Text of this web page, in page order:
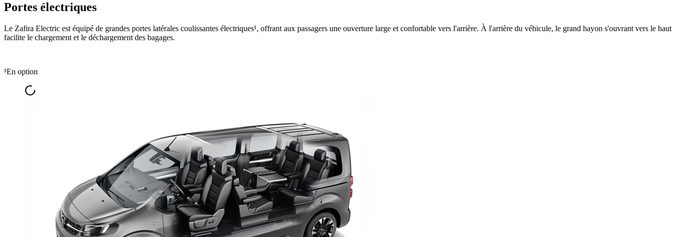
Portes électriques
Le Zafira Electric est équipé de grandes portes latérales coulissantes électriques¹, offrant aux passagers une ouverture large et confortable vers l'arrière. À l'arrière du véhicule, le grand hayon s'ouvrant vers le haut
facilite le chargement et le déchargement des bagages.
¹En option